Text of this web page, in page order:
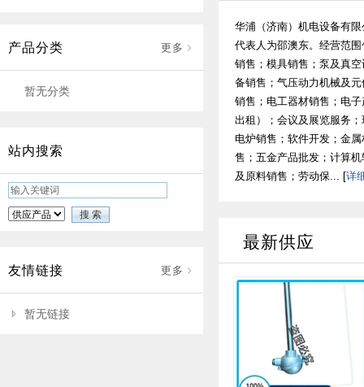
更多
产品分类
暂无分类
站内搜索
更多
友情链接
暂无链接
华浦（济南）机电设备有
代表人为邵澳东。经营范
销售；模具销售；泵及真
备销售；气压动力机械及
销售；电工器材销售；电
出租）；会议及展览服务
电炉销售；软件开发；金
售；五金产品批发；计算
及原料销售；劳动保... [详
最新供应